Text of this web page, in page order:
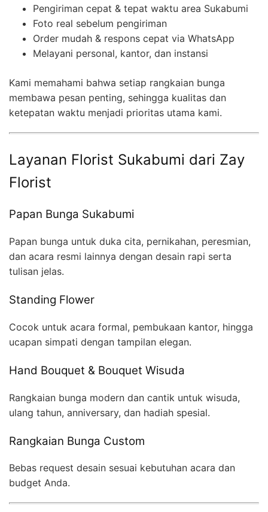
Pengiriman cepat & tepat waktu area Sukabumi
Foto real sebelum pengiriman
Order mudah & respons cepat via WhatsApp
Melayani personal, kantor, dan instansi
Kami memahami bahwa setiap rangkaian bunga
membawa pesan penting, sehingga kualitas dan
ketepatan waktu menjadi prioritas utama kami.
Layanan Florist Sukabumi dari Zay
Florist
Papan Bunga Sukabumi
Papan bunga untuk duka cita, pernikahan, peresmian,
dan acara resmi lainnya dengan desain rapi serta
tulisan jelas.
Standing Flower
Cocok untuk acara formal, pembukaan kantor, hingga
ucapan simpati dengan tampilan elegan.
Hand Bouquet & Bouquet Wisuda
Rangkaian bunga modern dan cantik untuk wisuda,
ulang tahun, anniversary, dan hadiah spesial.
Rangkaian Bunga Custom
Bebas request desain sesuai kebutuhan acara dan
budget Anda.